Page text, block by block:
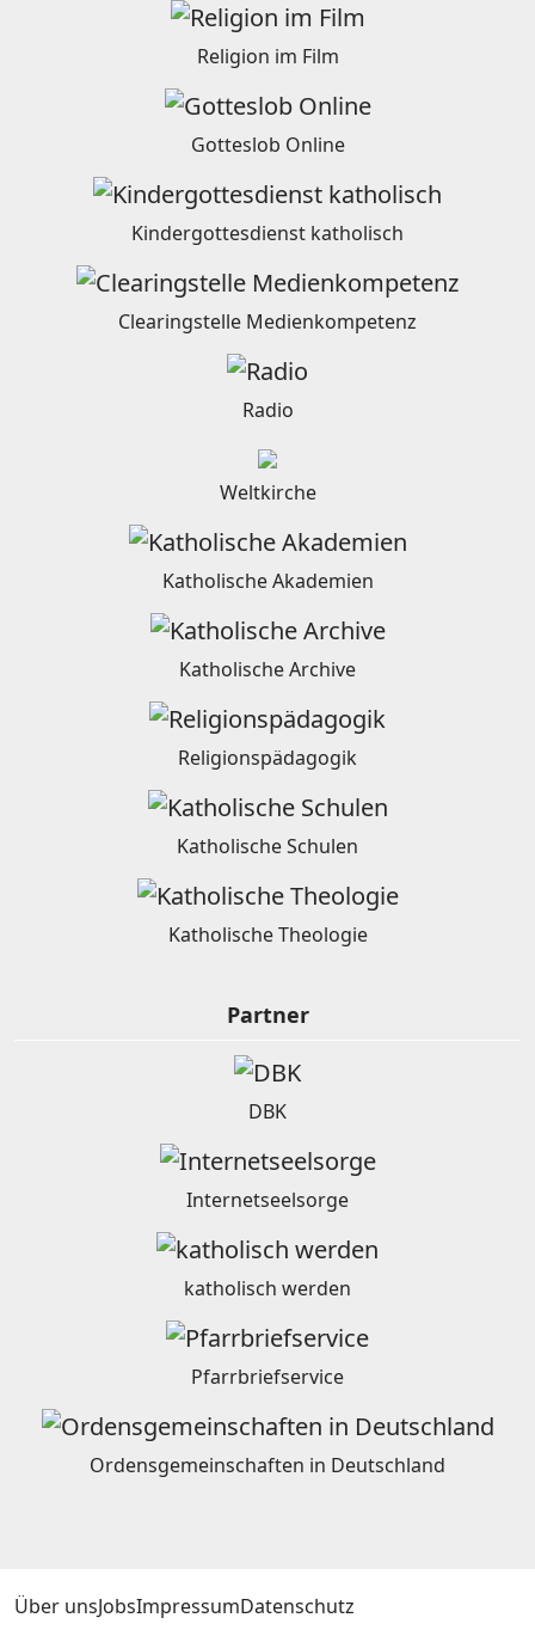
Religion im Film
Gotteslob Online
Kindergottesdienst katholisch
Clearingstelle Medienkompetenz
Radio
Weltkirche
Katholische Akademien
Katholische Archive
Religionspädagogik
Katholische Schulen
Katholische Theologie
Partner
DBK
Internetseelsorge
katholisch werden
Pfarrbriefservice
Ordensgemeinschaften in Deutschland
Über unsJobsImpressumDatenschutz